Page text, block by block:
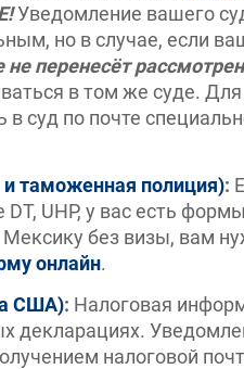
Уведомление вашего
но в случае, если
не перенесёт
в том же суде.
в суд по почте
таможенная полиция):
UHP, у вас есть
без визы, вам
онлайн.
США): Налоговая
декларациях.
налоговой